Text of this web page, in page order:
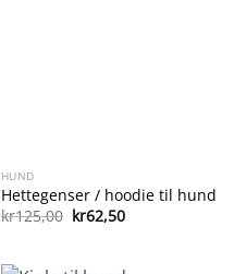
HUND
Hettegenser / hoodie til hund
kr125,00 Opprinnelig
pris
kr62,50Nåværende
pris